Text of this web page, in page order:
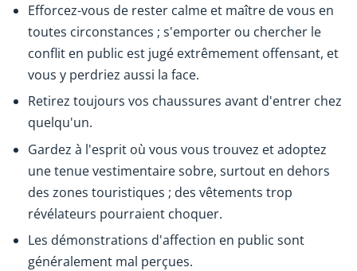
Efforcez-vous de rester calme et maître de vous en
toutes circonstances ; s'emporter ou chercher le
conflit en public est jugé extrêmement offensant, et
vous y perdriez aussi la face.
Retirez toujours vos chaussures avant d'entrer chez
quelqu'un.
Gardez à l'esprit où vous vous trouvez et adoptez
une tenue vestimentaire sobre, surtout en dehors
des zones touristiques ; des vêtements trop
révélateurs pourraient choquer.
Les démonstrations d'affection en public sont
généralement mal perçues.